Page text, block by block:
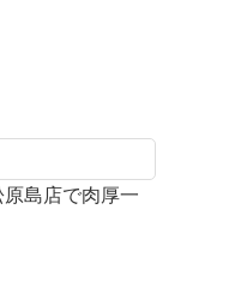
島店で肉厚一